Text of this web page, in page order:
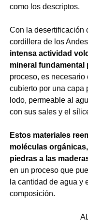
como los descriptos.
Con la desertificación
cordillera de los
intensa actividad
mineral fundamental
proceso, es
cubierto por una capa
lodo, permeable al
con sus sales y el
Estos materiales
moléculas
piedras a las
en un proceso que
la cantidad de agua y
composición.